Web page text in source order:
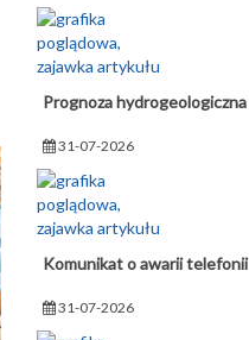
Prognoza
31-07-2026
Komunikat o awarii
31-07-2026